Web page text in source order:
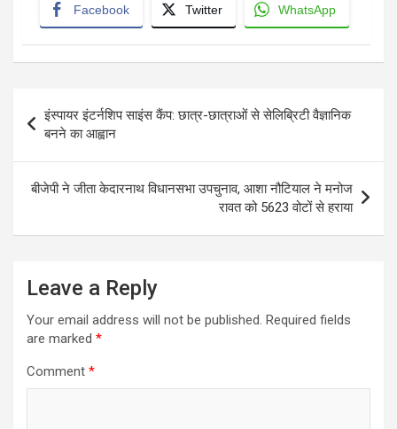
Facebook Twitter WhatsApp
navigation
इंस्पायर इंटर्नशिप साइंस कैंप: छात्र-छात्राओं से सेलिब्रिटी वैज्ञानिक
बनने का आह्वान
बीजेपी ने जीता केदारनाथ विधानसभा उपचुनाव, आशा नौटियाल ने मनोज
रावत को 5623 वोटों से हराया
Leave a Reply
Your email address will not be published. Required fields
are marked *
Comment *